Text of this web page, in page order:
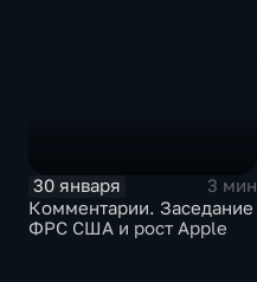
30 января
3 мин
Комментарии. Заседание
ФРС США и рост Apple